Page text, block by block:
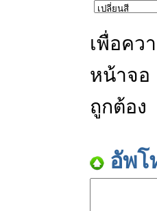
เพื่อคว
หน้าจอ
ถูกต้อง
อัพโ